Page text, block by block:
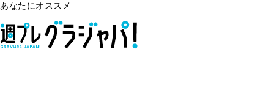
あなたにオススメ